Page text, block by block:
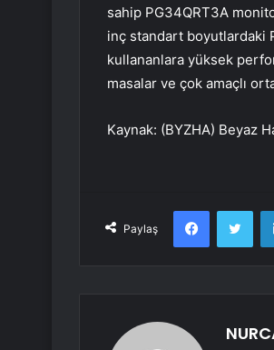
sahip PG34QRT3A
inç standart boyutlardaki
kullananlara yüksek
masalar ve çok amaçlı
Kaynak: (BYZHA) Beyaz
Paylaş
Facebook